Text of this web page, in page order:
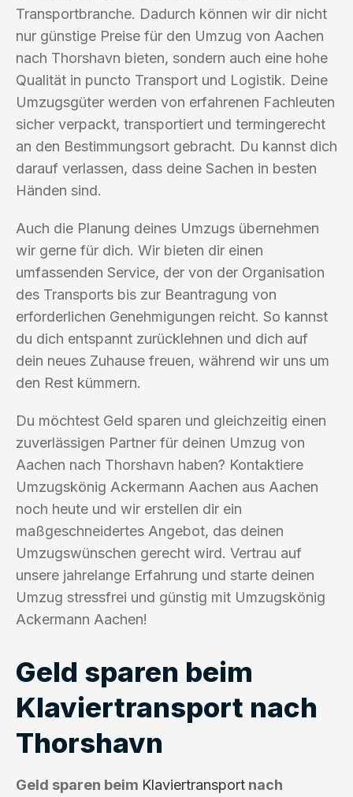
Transportbranche. Dadurch können wir dir nicht
nur günstige Preise für den Umzug von Aachen
nach Thorshavn bieten, sondern auch eine hohe
Qualität in puncto Transport und Logistik. Deine
Umzugsgüter werden von erfahrenen Fachleuten
sicher verpackt, transportiert und termingerecht
an den Bestimmungsort gebracht. Du kannst dich
darauf verlassen, dass deine Sachen in besten
Händen sind.
Auch die Planung deines Umzugs übernehmen
wir gerne für dich. Wir bieten dir einen
umfassenden Service, der von der Organisation
des Transports bis zur Beantragung von
erforderlichen Genehmigungen reicht. So kannst
du dich entspannt zurücklehnen und dich auf
dein neues Zuhause freuen, während wir uns um
den Rest kümmern.
Du möchtest Geld sparen und gleichzeitig einen
zuverlässigen Partner für deinen Umzug von
Aachen nach Thorshavn haben? Kontaktiere
Umzugskönig Ackermann Aachen aus Aachen
noch heute und wir erstellen dir ein
maßgeschneidertes Angebot, das deinen
Umzugswünschen gerecht wird. Vertrau auf
unsere jahrelange Erfahrung und starte deinen
Umzug stressfrei und günstig mit Umzugskönig
Ackermann Aachen!
Geld sparen beim
Klaviertransport nach
Thorshavn
Geld sparen beim Klaviertransport nach